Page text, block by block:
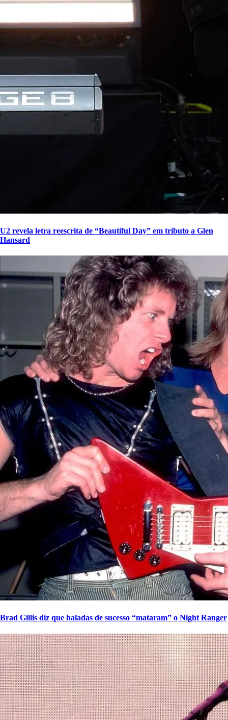
U2 revela letra reescrita de “Beautiful Day” em tributo a Glen
Hansard
Brad Gillis diz que baladas de sucesso “mataram” o Night Ranger